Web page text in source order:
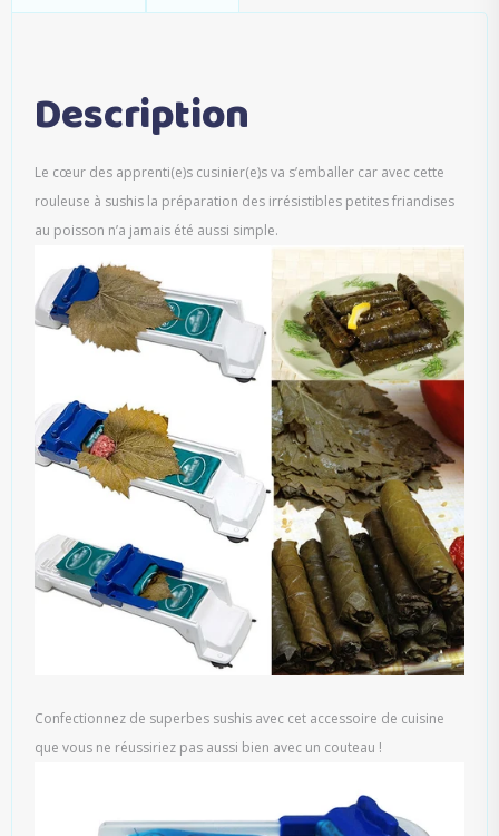
Description
Le cœur des apprenti(e)s cusinier(e)s va s’emballer car avec cette
rouleuse à sushis la préparation des irrésistibles petites friandises
au poisson n’a jamais été aussi simple.
Confectionnez de superbes sushis avec cet accessoire de cuisine
que vous ne réussiriez pas aussi bien avec un couteau !